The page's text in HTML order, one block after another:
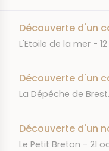
Découverte d'un
JOURNAL
L'Etoile de la mer
Découverte d'un
JOURNAL
La Dépêche de
Découverte d'un
JOURNAL
Le Petit Breton DATE
21